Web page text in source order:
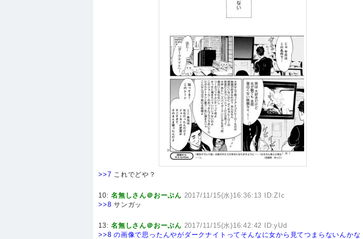
>>7 これでどや？
10:名無しさん＠おーぷん 2017/11/15(水)16:36:13 ID:ZIc
>>8 サンガッ
13:名無しさん＠おーぷん 2017/11/15(水)16:42:42 ID:yUd
>>8 の画像で思ったんやがダークナイトってそんなに女から見てつまらないんかな